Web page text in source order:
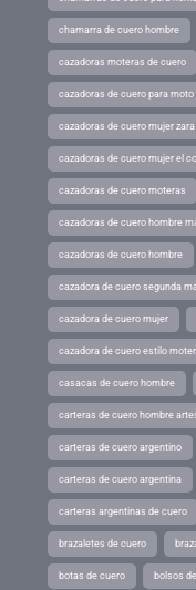
chamarra de cuero hombre
cazadoras moteras de cuero
cazadoras de cuero para moto
cazadoras de cuero mujer zara
cazadoras de cuero mujer el
cazadoras de cuero moteras
cazadoras de cuero hombre
cazadoras de cuero hombre
cazadora de cuero segunda
cazadora de cuero mujer
cazadora de cuero estilo
casacas de cuero hombre
carteras de cuero hombre
carteras de cuero argentino
carteras de cuero argentina
carteras argentinas de cuero
brazaletes de cuero
botas de cuero bolsos